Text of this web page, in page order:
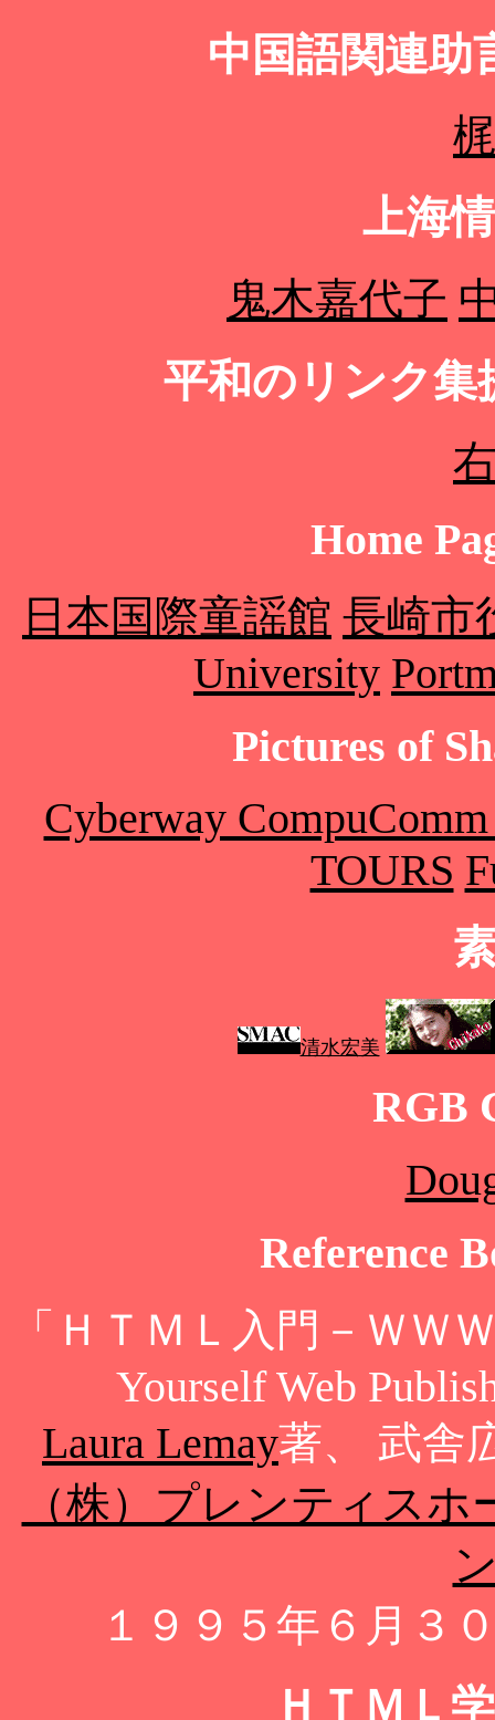
中国語関連助
上海
鬼木嘉代子
平和のリンク集
Home
日本国際童謡館 長崎市
University
Pictures of
Cyberway
TOURS
清水宏美
RGB
Reference
「ＨＴＭＬ入門－ＷＷ
Yourself Web
Laura Lemay著、 武舎
（株）プレンティスホ
１９９５年６月３
ＨＴＭＬ